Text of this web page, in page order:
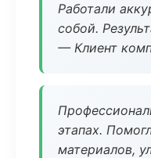
Работали
собой.
— Клиент
этапах.
материалов,